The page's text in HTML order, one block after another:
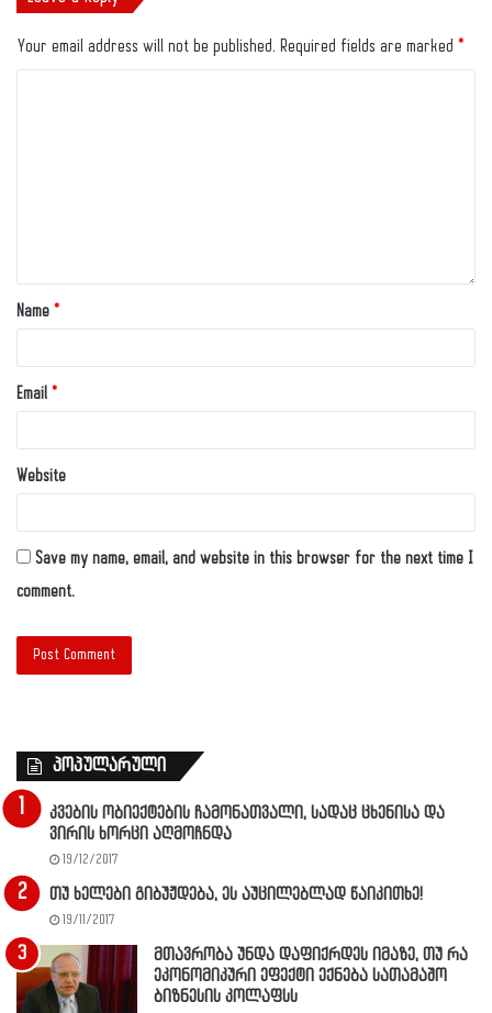
Your email address will not be published. Required fields are marked *
Name *
Email *
Website
Save my name, email, and website in this browser for the next time I
comment.
პოპულარული
კვების ობიექტების ჩამონათვალი, სადაც ცხენისა და
ვირის ხორცი აღმოჩნდა
19/12/2017
თუ ხელები გიბუჟდება, ეს აუცილებლად წაიკითხე!
19/11/2017
მთავრობა უნდა დაფიქრდეს იმაზე, თუ რა
ეკონომიკური ეფექტი ექნება სათამაშო
ბიზნესის კოლაფსს